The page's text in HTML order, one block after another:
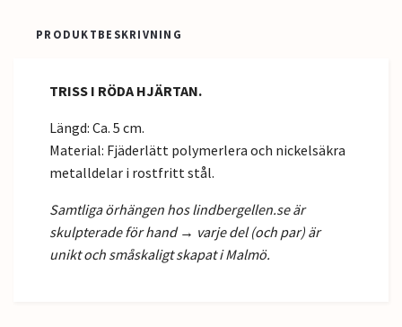
PRODUKTBESKRIVNING
TRISS I RÖDA HJÄRTAN.
Längd: Ca. 5 cm.
Material: Fjäderlätt polymerlera och nickelsäkra
metalldelar i rostfritt stål.
Samtliga örhängen hos lindbergellen.se är
skulpterade för hand → varje del (och par) är
unikt och småskaligt skapat i Malmö.